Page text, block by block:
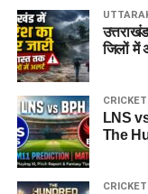
जिलों में
CRICKET
LNS
The
CRICKET